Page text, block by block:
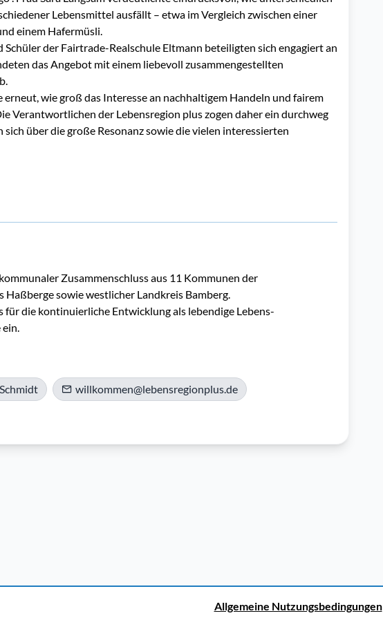
Lebensmittel ausfällt – etwa im Vergleich zwischen einer
einem Hafermüsli.
Schüler der Fairtrade-Realschule Eltmann beteiligten sich engagiert an
das Angebot mit einem liebevoll zusammengestellten
erneut, wie groß das Interesse an nachhaltigem Handeln und fairem
Verantwortlichen der Lebensregion plus zogen daher ein durchweg
über die große Resonanz sowie die vielen interessierten
Zusammenschluss aus 11 Kommunen der
Haßberge sowie westlicher Landkreis Bamberg.
für die kontinuierliche Entwicklung als lebendige Lebens-
willkommen@lebensregionplus.de
Allgemeine Nutzungsbedingungen